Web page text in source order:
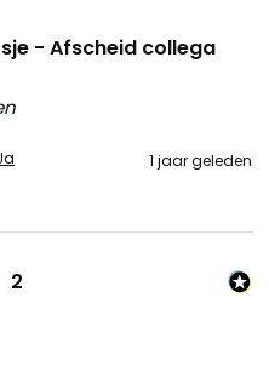
- Afscheid collega
1 jaar geleden
2